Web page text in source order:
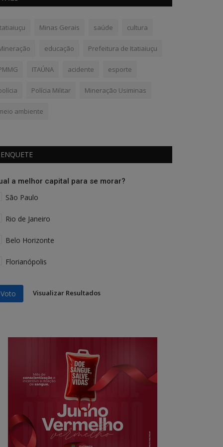
Minas Gerais saúde cultura
educação Prefeitura de Itatiaiuçu
ITAÚNA acidente esporte
Polícia Militar Mineração Usiminas
ambiente
ENQUETE
a melhor capital para se morar?
São Paulo
Rio de Janeiro
Belo Horizonte
Florianópolis
Voto Visualizar Resultados